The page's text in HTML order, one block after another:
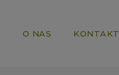
O NAS KONTAKT